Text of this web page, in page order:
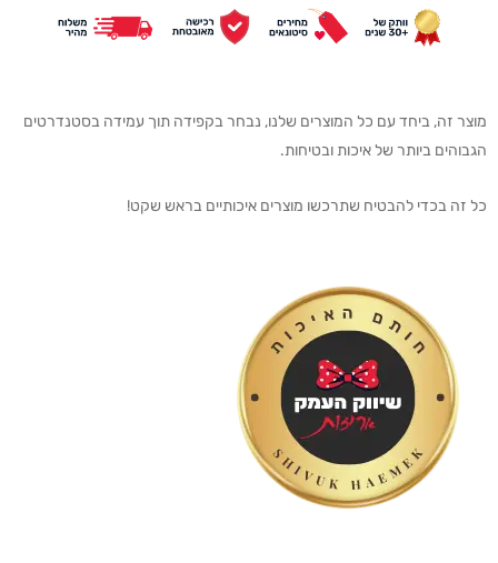
מוצר זה, ביחד עם כל המוצרים שלנו, נבחר בקפידה תוך עמידה בסטנדרטים
הגבוהים ביותר של איכות ובטיחות.
כל זה בכדי להבטיח שתרכשו מוצרים איכותיים בראש שקט!